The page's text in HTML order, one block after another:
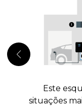
Este
situações